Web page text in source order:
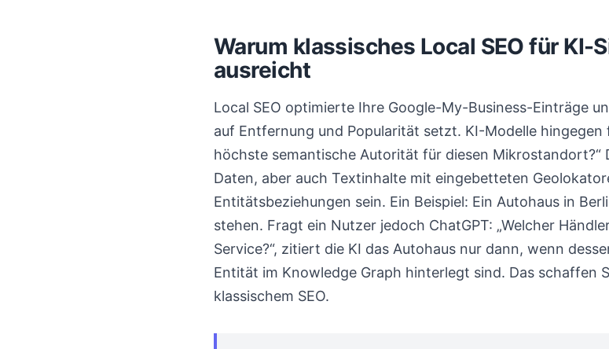
Warum klassisches Local SEO für
ausreicht
Local SEO optimierte Ihre Google-My-Business-Einträge
auf Entfernung und Popularität setzt. KI-Modelle hingegen
höchste semantische Autorität für diesen Mikrostandort?“
Daten, aber auch Textinhalte mit eingebetteten
Entitätsbeziehungen sein. Ein Beispiel: Ein Autohaus in
stehen. Fragt ein Nutzer jedoch ChatGPT: „Welcher
Service?“, zitiert die KI das Autohaus nur dann, wenn
Entität im Knowledge Graph hinterlegt sind. Das schaffen
klassischem SEO.